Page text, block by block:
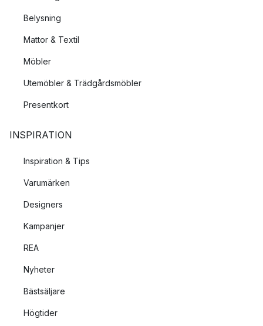
Belysning
Mattor & Textil
Möbler
Utemöbler & Trädgårdsmöbler
Presentkort
INSPIRATION
Inspiration & Tips
Varumärken
Designers
Kampanjer
REA
Nyheter
Bästsäljare
Högtider